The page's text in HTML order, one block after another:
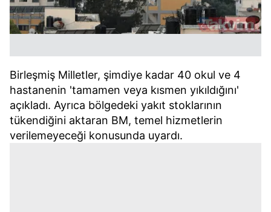
Birleşmiş Milletler, şimdiye kadar 40 okul ve 4
hastanenin 'tamamen veya kısmen yıkıldığını'
açıkladı. Ayrıca bölgedeki yakıt stoklarının
tükendiğini aktaran BM, temel hizmetlerin
verilemeyeceği konusunda uyardı.